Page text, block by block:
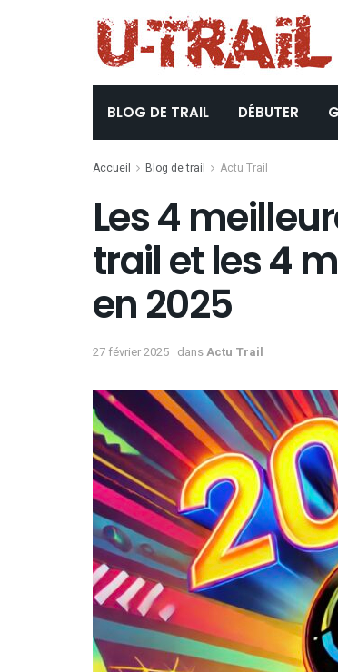
BLOG DE TRAIL DÉBUTER
Accueil Blog de trail Actu Trail
Les 4
trail et les 4
en 2025
27 février 2025 dansActu Trail